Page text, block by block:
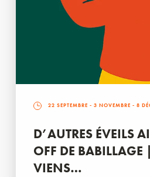
22 SEPTEMBRE - 3 NOVEMBRE - 8
D’AUTRES ÉVEILS
OFF DE
VIENS…